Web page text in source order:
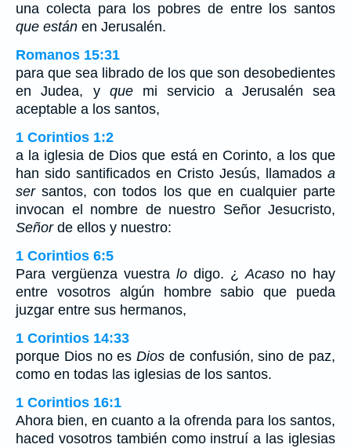
una colecta para los pobres de entre los santos
que están en Jerusalén.
Romanos 15:31
para que sea librado de los que son desobedientes
en Judea, y quemi servicio a Jerusalén sea
aceptable a los santos,
1 Corintios 1:2
a la iglesia de Dios que está en Corinto, a los que
han sido santificados en Cristo Jesús, llamados a
sersantos, con todos los que en cualquier parte
invocan el nombre de nuestro Señor Jesucristo,
Señorde ellos y nuestro:
1 Corintios 6:5
Para vergüenza vuestra lo digo. ¿Acaso no hay
entre vosotros algún hombre sabio que pueda
juzgar entre sus hermanos,
1 Corintios 14:33
porque Dios no esDios de confusión, sino de paz,
como en todas las iglesias de los santos.
1 Corintios 16:1
Ahora bien, en cuanto a la ofrenda para los santos,
haced vosotros también como instruí a las iglesias